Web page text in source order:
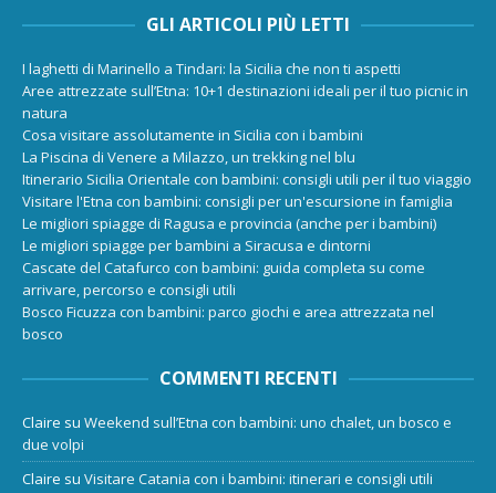
GLI ARTICOLI PIÙ LETTI
I laghetti di Marinello a Tindari: la Sicilia che non ti aspetti
Aree attrezzate sull’Etna: 10+1 destinazioni ideali per il tuo picnic in
natura
Cosa visitare assolutamente in Sicilia con i bambini
La Piscina di Venere a Milazzo, un trekking nel blu
Itinerario Sicilia Orientale con bambini: consigli utili per il tuo viaggio
Visitare l'Etna con bambini: consigli per un'escursione in famiglia
Le migliori spiagge di Ragusa e provincia (anche per i bambini)
Le migliori spiagge per bambini a Siracusa e dintorni
Cascate del Catafurco con bambini: guida completa su come
arrivare, percorso e consigli utili
Bosco Ficuzza con bambini: parco giochi e area attrezzata nel
bosco
COMMENTI RECENTI
Claire su Weekend sull’Etna con bambini: uno chalet, un bosco e
due volpi
Claire su Visitare Catania con i bambini: itinerari e consigli utili